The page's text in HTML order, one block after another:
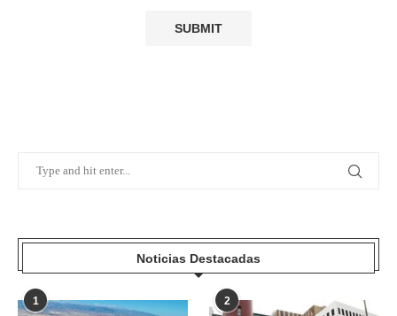
Noticias Destacadas
1 2